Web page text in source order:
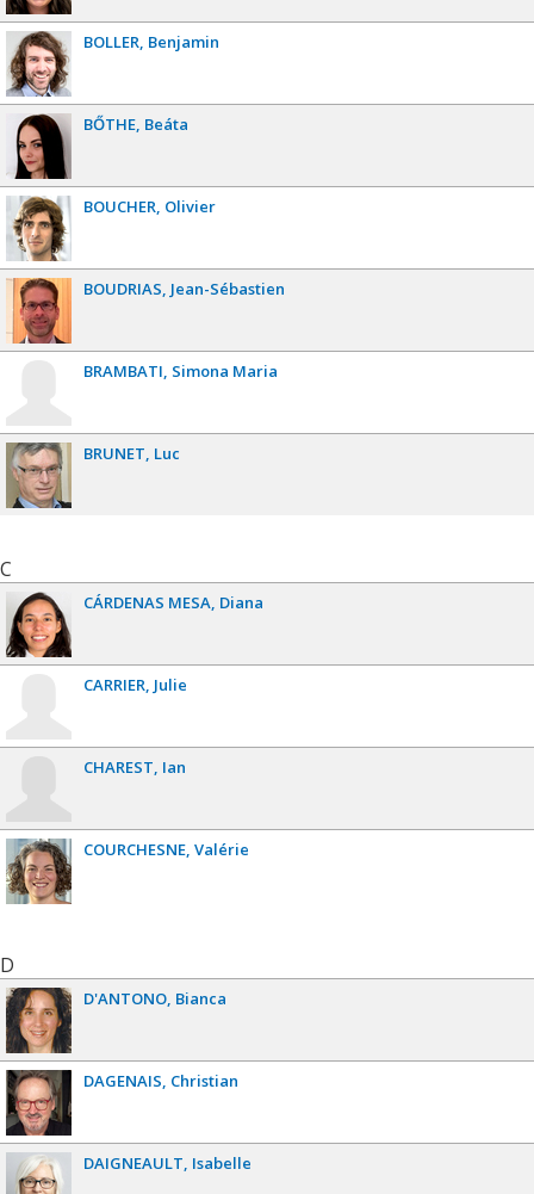
BOLLER Benjamin
BŐTHE Beáta
BOUCHER Olivier
BOUDRIAS Jean-Sébastien
BRAMBATI Simona Maria
BRUNET Luc
C
CÁRDENAS MESA Diana
CARRIER Julie
CHAREST Ian
COURCHESNE Valérie
D
D'ANTONO Bianca
DAGENAIS Christian
DAIGNEAULT Isabelle